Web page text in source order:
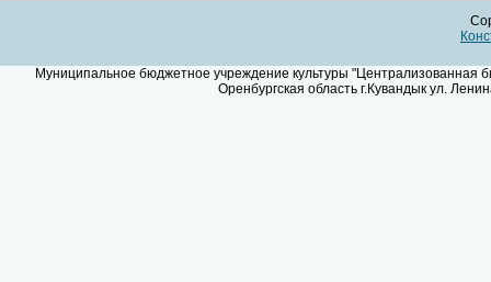
Муниципальное бюджетное учреждение культуры "Централизованная
Оренбургская область г.Кувандык ул.